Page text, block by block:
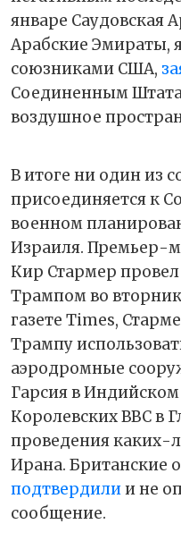
январе Саудовская
Арабские Эмираты,
союзниками США,
Соединенным
воздушное
В итоге ни один из
присоединяется к
военном
Израиля. Премьер-
Кир Стармер
Трампом во
газете Times,
Трампу
аэродромные
Гарсия в Индийском
Королевских ВВС в
проведения каких-
Ирана. Британские
подтвердилии не
сообщение.